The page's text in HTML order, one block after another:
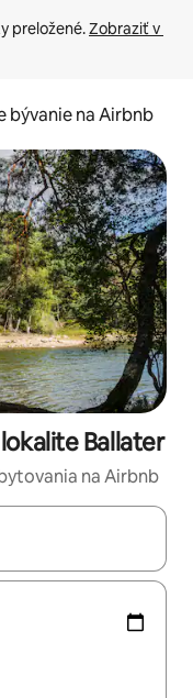
preložené. Zobraziť v
bývanie na Airbnb
Ballater
na Airbnb
si ich prechádzať